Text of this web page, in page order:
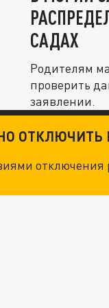
САДАХ
Родителям
проверить
заявлении.
ОТКЛЮЧИТЬ